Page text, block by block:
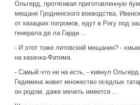
Загадки и тайны истории
Наше время
Новое время
Крестовые походы
Античность
Средние века
Ольгерд, протягивая приготовленную
мещане Гродненского воеводства,
от казацких погромов, едут в Ригу под
генерала де ла Гарди ...
- И этот тоже литовский мещанин? -
на казачка-Фатима.
- Самый что ни на есть, - кивнул
Гедимина живет множество оседлых
он родом, даже мечеть имеется ...